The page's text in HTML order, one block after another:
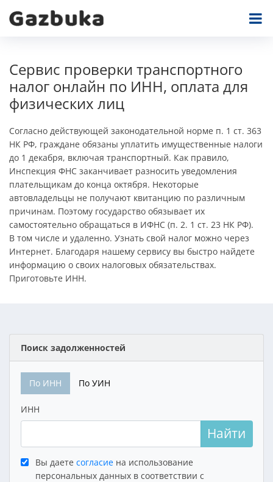
Сервис проверки транспортного
налог онлайн по ИНН, оплата для
физических лиц
Согласно действующей законодательной норме п. 1 ст. 363
НК РФ, граждане обязаны уплатить имущественные налоги
до 1 декабря, включая транспортный. Как правило,
Инспекция ФНС заканчивает разносить уведомления
плательщикам до конца октября. Некоторые
автовладельцы не получают квитанцию по различным
причинам. Поэтому государство обязывает их
самостоятельно обращаться в ИФНС (п. 2. 1 ст. 23 НК РФ).
В том числе и удаленно. Узнать свой налог можно через
Интернет. Благодаря нашему сервису вы быстро найдете
информацию о своих налоговых обязательствах.
Приготовьте ИНН.
Поиск задолженностей
По ИНН По УИН
ИНН
Найти
Вы даете согласие на использование
персональных данных в соответствии с